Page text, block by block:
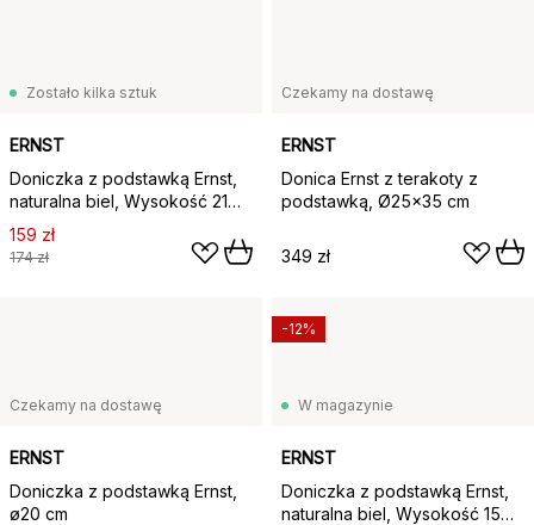
Zostało kilka sztuk
ERNST
Doniczka z podstawką Ernst,
naturalna biel, Wysokość 21
cm Ø20 cm
159 zł
174 zł
Czekamy na dostawę
ERNST
Donica Ernst z terakoty z
podstawką, Ø25x35 cm
349 zł
Czekamy na dostawę
ERNST
Doniczka z podstawką Ernst,
ø20 cm
W magazynie
ERNST
Doniczka z podstawką Ernst,
naturalna biel, Wysokość 15
-12%